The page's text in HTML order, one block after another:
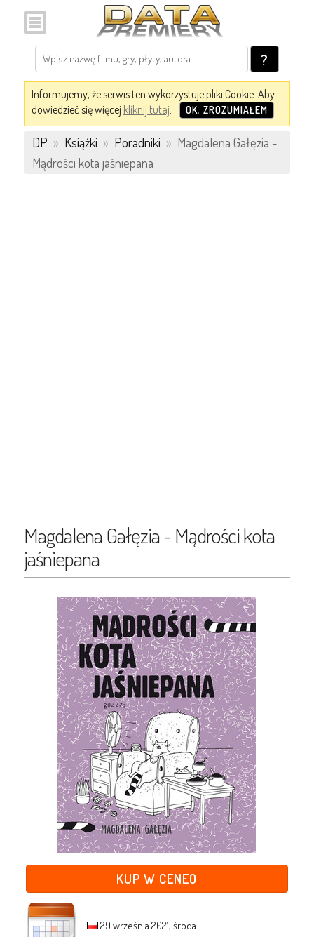
?
Informujemy, że serwis ten wykorzystuje pliki Cookie. Aby
dowiedzieć się więcej kliknij tutaj. OK, ZROZUMIAŁEM
DP » Książki » Poradniki » Magdalena Gałęzia -
Mądrości kota jaśniepana
Magdalena Gałęzia - Mądrości kota
jaśniepana
KUP W CENEO
29 września 2021, środa